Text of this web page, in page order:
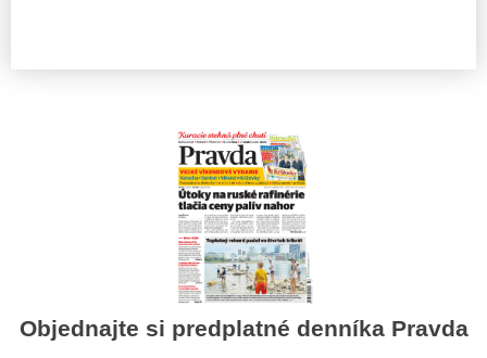
Objednajte si predplatné denníka Pravda